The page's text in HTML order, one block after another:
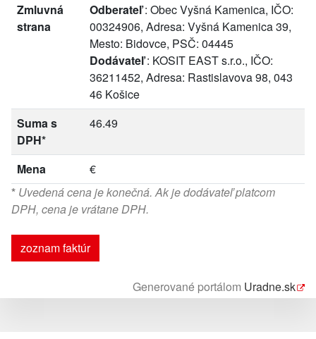
Zmluvná
strana
Odberateľ: Obec Vyšná Kamenica, IČO:
00324906, Adresa: Vyšná Kamenica 39,
Mesto: Bidovce, PSČ: 04445
Dodávateľ: KOSIT EAST s.r.o., IČO:
36211452, Adresa: Rastislavova 98, 043
46 Košice
Suma s
DPH*
46.49
Mena
€
* Uvedená cena je konečná. Ak je dodávateľ platcom
DPH, cena je vrátane DPH.
zoznam faktúr
Generované portálom Uradne.sk